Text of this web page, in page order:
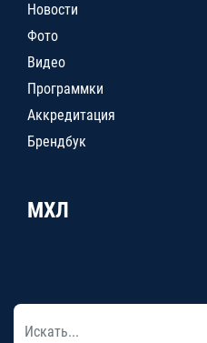
Новости
Фото
Видео
Программки
Аккредитация
Брендбук
МХЛ